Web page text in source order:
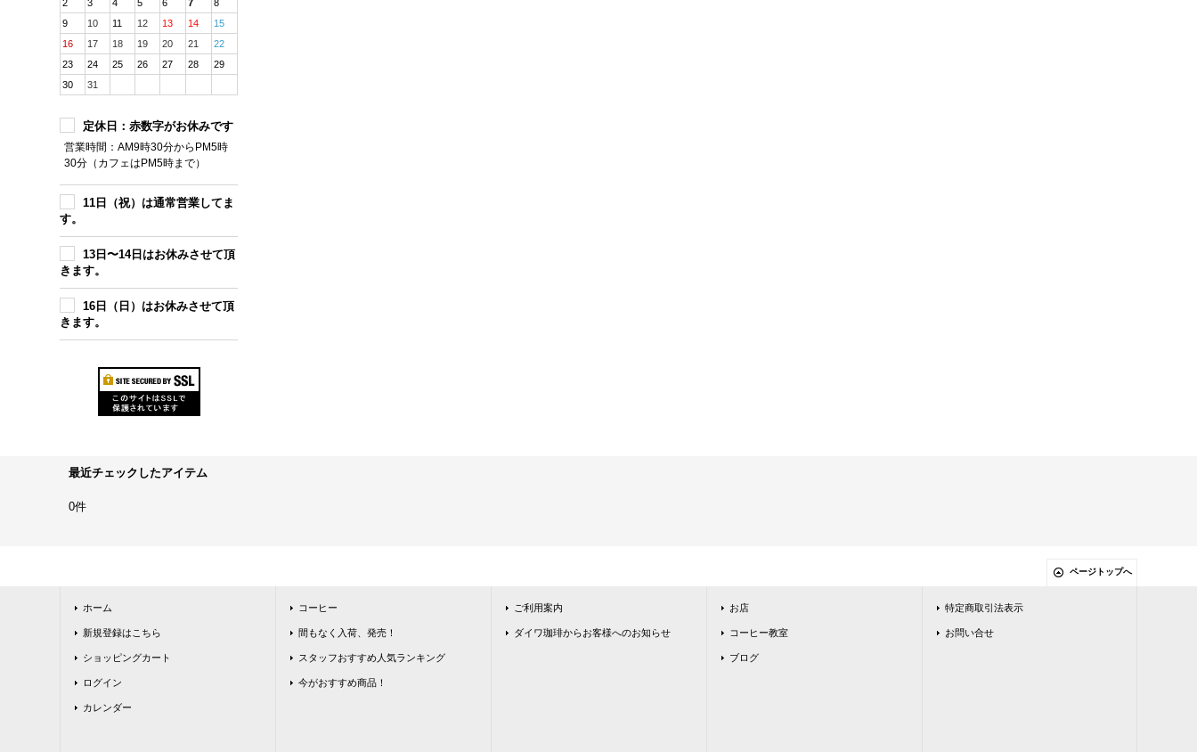
2
3 4 5 6 7
8
9
10 11 12 13 14
15
16
17 18 19 20 21
22
23
24 25 26 27 28
29
30
31
定休日：赤数字がお休みです
営業時間：AM9時30分からPM5時
30分（カフェはPM5時まで）
11日（祝）は通常営業してま
す。
13日〜14日はお休みさせて頂
きます。
16日（日）はお休みさせて頂
きます。
最近チェックしたアイテム
0件
ページトップへ
ホーム
新規登録はこちら
ショッピングカート
ログイン
カレンダー
コーヒー
間もなく入荷、発売！
スタッフおすすめ人気ランキング
今がおすすめ商品！
ご利用案内
ダイワ珈琲からお客様へのお知らせ
お店
コーヒー教室
ブログ
特定商取引法表示
お問い合せ